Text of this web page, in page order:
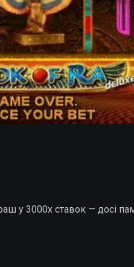
3000х ставок — досі